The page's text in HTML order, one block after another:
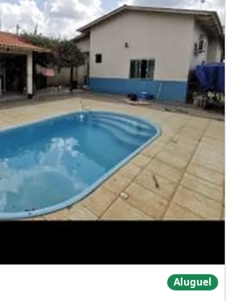
Casa com 3 Quartos Piscina
Aluguel